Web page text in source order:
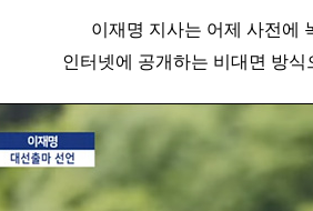
이재명 지사는 어제 사전에
인터넷에 공개하는 비대면 방